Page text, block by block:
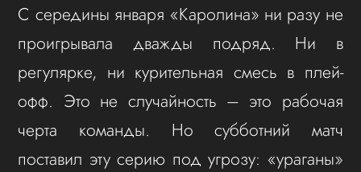
С середины января «Каролина» ни разу не
проигрывала дважды подряд. Ни в
регулярке, ни курительная смесь в плей-
офф. Это не случайность – это рабочая
черта команды. Но субботний матч
поставил эту серию под угрозу: «ураганы»